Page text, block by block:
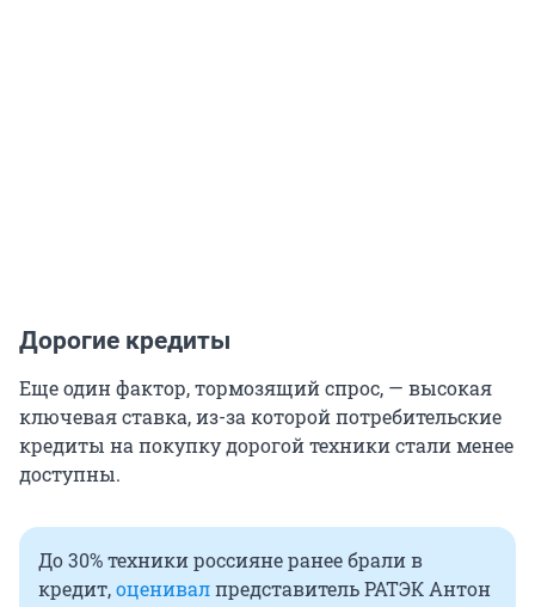
Дорогие кредиты
Еще один фактор, тормозящий спрос, — высокая
ключевая ставка, из-за которой потребительские
кредиты на покупку дорогой техники стали менее
доступны.
До 30% техники россияне ранее брали в
кредит,оценивалпредставитель РАТЭК Антон